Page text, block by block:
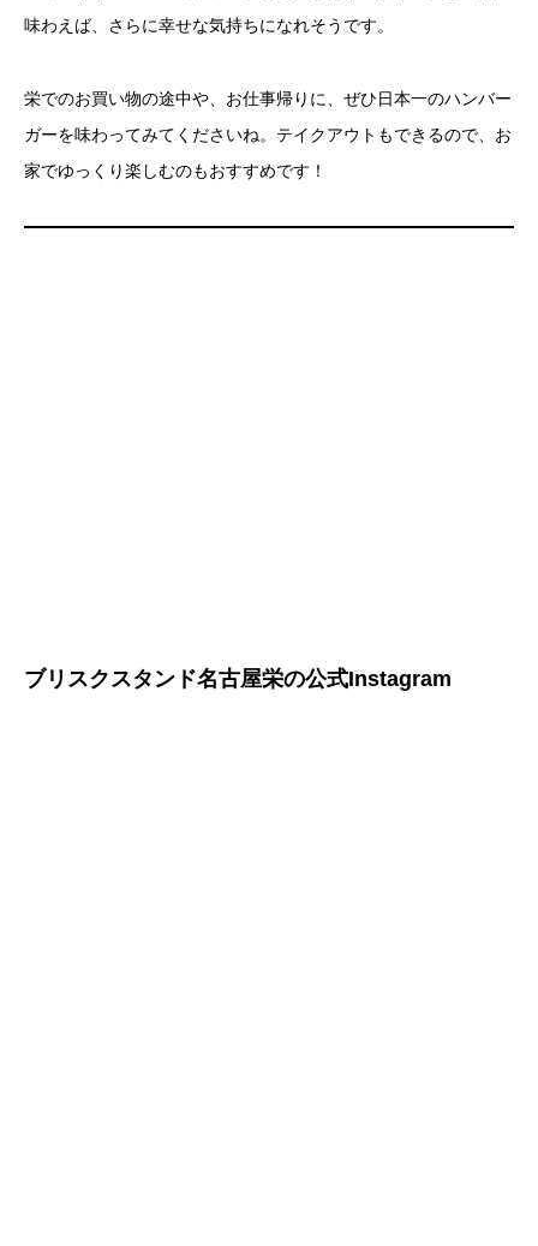
味わえば、さらに幸せな気持ちになれそうです。
栄でのお買い物の途中や、お仕事帰りに、ぜひ日本一のハンバー
ガーを味わってみてくださいね。テイクアウトもできるので、お
家でゆっくり楽しむのもおすすめです！
ブリスクスタンド名古屋栄の公式Instagram